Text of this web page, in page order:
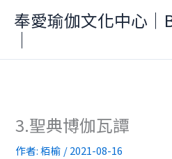
要
奉愛瑜伽文化中心｜
｜
3.聖典博伽瓦譚
作者:栢榆 /2021-08-16